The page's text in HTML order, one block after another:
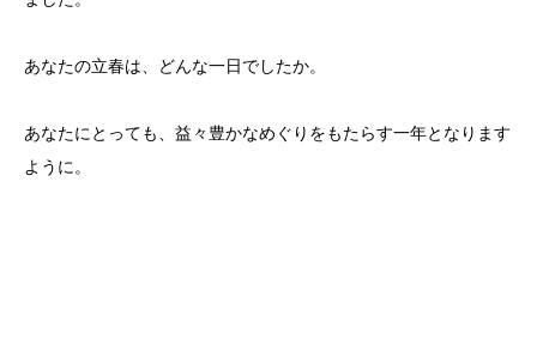
あなたの立春は、どんな一日でしたか。
あなたにとっても、益々豊かなめぐりをもたらす一年となります
ように。